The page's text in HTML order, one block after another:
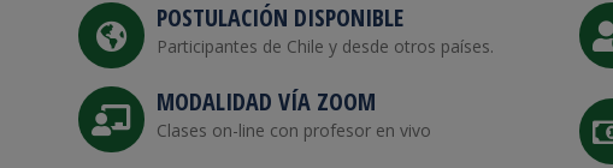
POSTULACIÓN DISPONIBLE
Participantes de Chile y desde otros países.
MODALIDAD VÍA ZOOM
Clases on-line con profesor en vivo